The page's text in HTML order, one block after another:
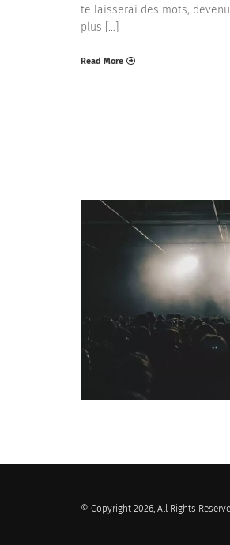
te laisserai des mots,
plus […]
Read More
© Copyright 2026, All Rights